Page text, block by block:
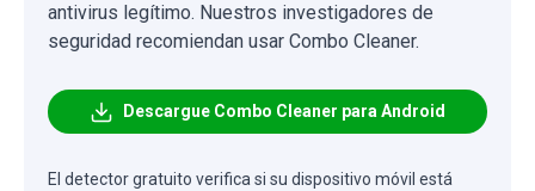
antivirus legítimo. Nuestros investigadores de
seguridad recomiendan usar Combo Cleaner.
Descargue Combo Cleaner para Android
El detector gratuito verifica si su dispositivo móvil está